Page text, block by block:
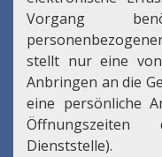
Vorgang
stellt nur eine
Anbringen an die
eine persönliche
Dienststelle).